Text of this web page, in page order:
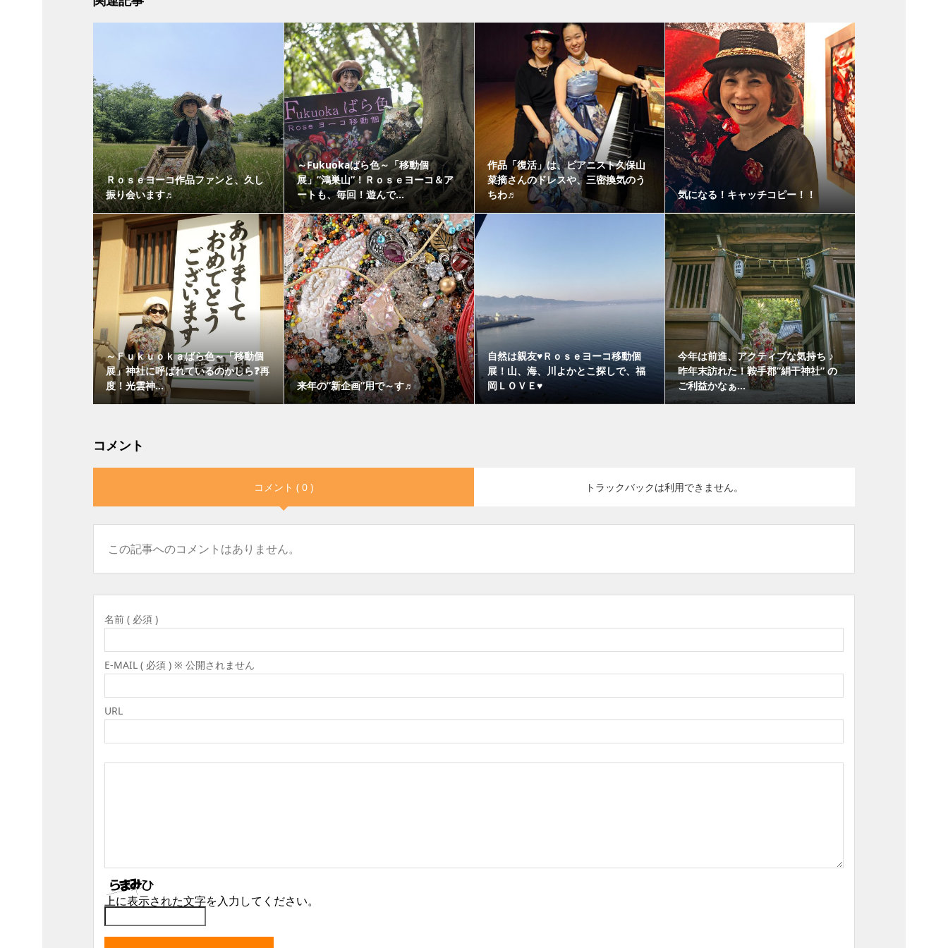
Ｒｏｓｅヨーコ作品ファンと、久し
振り会います♬
～Fukuokaばら色～「移動個
展」”鴻巣山”！Ｒｏｓｅヨーコ＆ア
ートも、毎回！遊んで...
作品「復活」は、ピアニスト久保山
菜摘さんのドレスや、三密換気のう
ちわ♬
気になる！キャッチコピー！！
～Ｆｕｋｕｏｋａばら色～「移動個
展」神社に呼ばれているのかしら❓再
度！光雲神...
来年の”新企画”用で～す♬
自然は親友♥Ｒｏｓｅヨーコ移動個
展！山、海、川よかとこ探しで、福
岡ＬＯＶＥ♥
今年は前進、アクティブな気持ち ♪
昨年末訪れた！鞍手郡”絹干神社” の
ご利益かなぁ...
コメント
コメント ( 0 ) トラックバックは利用できません。
この記事へのコメントはありません。
名前 ( 必須 )
E-MAIL ( 必須 ) ※ 公開されません
URL
上に表示された文字を入力してください。